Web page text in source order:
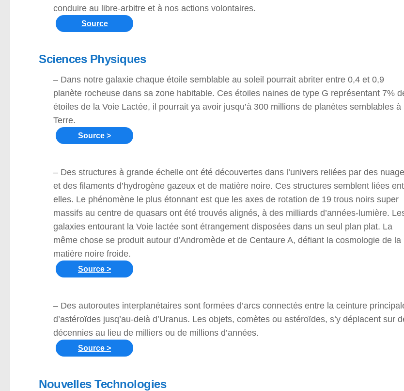
conduire au libre-arbitre et à nos actions volontaires.
Source
Sciences Physiques
– Dans notre galaxie chaque étoile semblable au soleil pourrait abriter entre 0,4 et 0,9
planète rocheuse dans sa zone habitable. Ces étoiles naines de type G représentant 7%
étoiles de la Voie Lactée, il pourrait ya avoir jusqu’à 300 millions de planètes semblables à
Terre.
Source >
– Des structures à grande échelle ont été découvertes dans l’univers reliées par des
et des filaments d’hydrogène gazeux et de matière noire. Ces structures semblent liées
elles. Le phénomène le plus étonnant est que les axes de rotation de 19 trous noirs super
massifs au centre de quasars ont été trouvés alignés, à des milliards d’années-lumière.
galaxies entourant la Voie lactée sont étrangement disposées dans un seul plan plat. La
même chose se produit autour d’Andromède et de Centaure A, défiant la cosmologie de la
matière noire froide.
Source >
– Des autoroutes interplanétaires sont formées d’arcs connectés entre la ceinture
d’astéroïdes jusq’au-delà d’Uranus. Les objets, comètes ou astéroïdes, s’y déplacent sur
décennies au lieu de milliers ou de millions d’années.
Source >
Nouvelles Technologies